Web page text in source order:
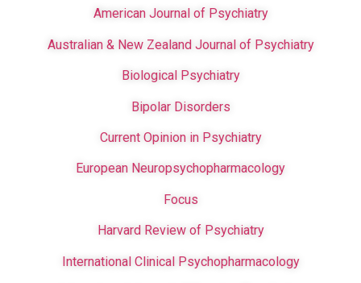
American Journal of Psychiatry
Australian & New Zealand Journal of Psychiatry
Biological Psychiatry
Bipolar Disorders
Current Opinion in Psychiatry
European Neuropsychopharmacology
Focus
Harvard Review of Psychiatry
International Clinical Psychopharmacology